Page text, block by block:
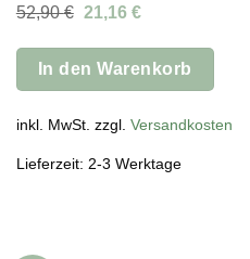
52,90€
Ursprünglicher
war:
52,90 €
21,16 €Aktueller
ist:
21,16 €.
In den Warenkorb
inkl. MwSt. zzgl. Versandkosten
Lieferzeit: 2-3 Werktage